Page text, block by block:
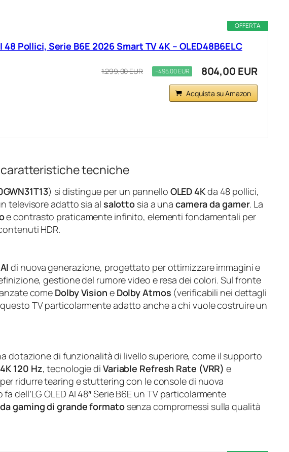
OFFERTA
48 Pollici, Serie B6E 2026 Smart TV 4K – OLED48B6ELC
1.299,00 EUR −495,00 EUR 804,00 EUR
Acquista su Amazon
caratteristiche tecniche
) si distingue per un pannello OLED 4Kda 48 pollici,
televisore adatto sia al salotto sia a una camera da gamer. La
e contrasto praticamente infinito, elementi fondamentali per
HDR.
di nuova generazione, progettato per ottimizzare immagini e
gestione del rumore video e resa dei colori. Sul fronte
come Dolby Vision e Dolby Atmos (verificabili nei dettagli
TV particolarmente adatto anche a chi vuole costruire un
dotazione di funzionalità di livello superiore, come il supporto
4K 120 Hz, tecnologie di Variable Refresh Rate (VRR) e
ridurre tearing e stuttering con le console di nuova
dell’LG OLED AI 48″ Serie B6E un TV particolarmente
gaming di grande formatosenza compromessi sulla qualità